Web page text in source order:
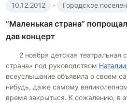
10.12.2012 · Городское
“Маленькая страна”
дав концерт
2 ноября детская театральная
страна» под руководством
всеуслышание объявила о своем
нибудь, даже самому
время закрыться. К сожалению, в